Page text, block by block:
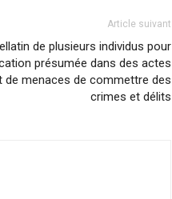
Article suivant
de plusieurs individus pour
présumée dans des actes
de menaces de commettre des
crimes et délits